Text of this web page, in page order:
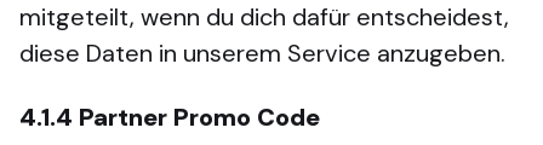
mitgeteilt, wenn du dich dafür entscheidest,
diese Daten in unserem Service anzugeben.
4.1.4 Partner Promo Code